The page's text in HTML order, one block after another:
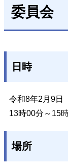
委員会
日時
令和8年2月9日
13時00分～15
場所